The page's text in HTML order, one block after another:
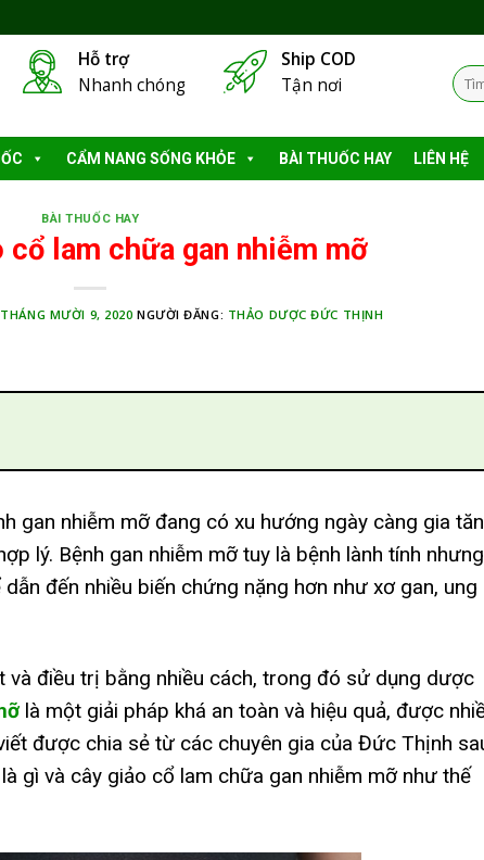
Hỗ trợ
Nhanh chóng
Ship COD
Tận nơi
Tìm
kiếm:
CẨM NANG SỐNG KHỎE BÀI THUỐC HAY LIÊN HỆ
BÀI THUỐC HAY
cổ lam chữa gan nhiễm mỡ
THÁNG MƯỜI 9, 2020 NGƯỜI ĐĂNG: THẢO DƯỢC ĐỨC THỊNH
gan nhiễm mỡ đang có xu hướng ngày càng gia
lý. Bệnh gan nhiễm mỡ tuy là bệnh lành tính nhưng
đến nhiều biến chứng nặng hơn như xơ gan, ung
và điều trị bằng nhiều cách, trong đó sử dụng dược
là một giải pháp khá an toàn và hiệu quả, được
được chia sẻ từ các chuyên gia của Đức Thịnh
gì và cây giảo cổ lam chữa gan nhiễm mỡ như thế